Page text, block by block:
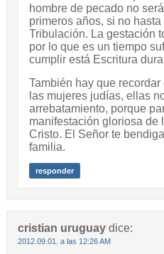
hombre de pecado no
primeros años, si no
Tribulación. La gestación
por lo que es un tiempo
cumplir está Escritura
También hay que
las mujeres judías, ellas
arrebatamiento, porque
manifestación gloriosa de
Cristo. El Señor te
familia.
responder
cristian uruguay dice:
2012.09.01. a las 12:26 AM